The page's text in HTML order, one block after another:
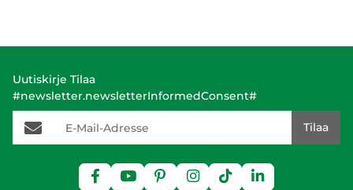
Uutiskirje Tilaa
#newsletter.newsletterInformedConsent#
E-Mail-Adresse
Tilaa